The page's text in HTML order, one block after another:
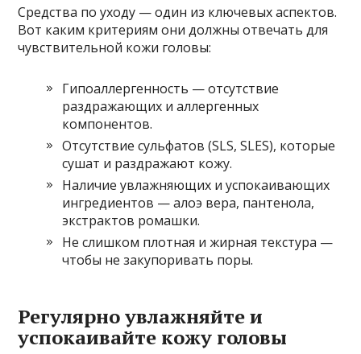
Средства по уходу — один из ключевых аспектов.
Вот каким критериям они должны отвечать для
чувствительной кожи головы:
Гипоаллергенность — отсутствие
раздражающих и аллергенных
компонентов.
Отсутствие сульфатов (SLS, SLES), которые
сушат и раздражают кожу.
Наличие увлажняющих и успокаивающих
ингредиентов — алоэ вера, пантенола,
экстрактов ромашки.
Не слишком плотная и жирная текстура —
чтобы не закупоривать поры.
Регулярно увлажняйте и
успокаивайте кожу головы